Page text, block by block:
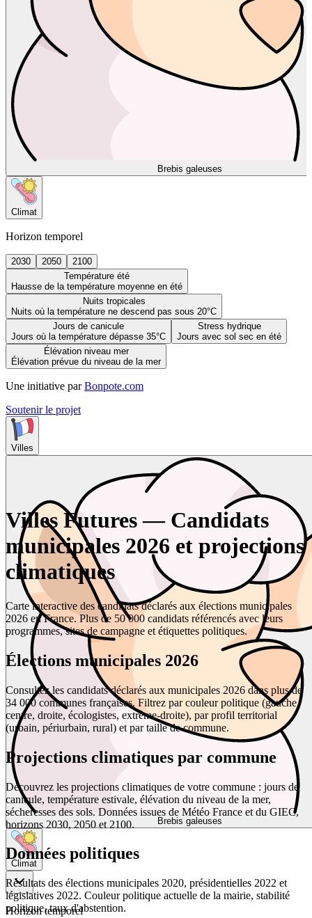
Brebis galeuses
Climat
Horizon temporel
2030 2050
2100
Température été
Hausse de la température moyenne en été
Nuits tropicales
Nuits où la température ne descend pas sous 20°C
Jours de canicule
Jours où la température dépasse 35°C
Stress hydrique
Jours avec sol sec en été
Élévation niveau mer
Élévation prévue du niveau de la mer
Une initiative par Bonpote.com
Soutenir le projet
Villes
Brebis galeuses
Climat
Horizon temporel
Villes Futures — Candidats
municipales 2026 et projections
climatiques
Carte interactive des candidats déclarés aux élections municipales
2026 en France. Plus de 50 000 candidats référencés avec leurs
programmes, sites de campagne et étiquettes politiques.
Élections municipales 2026
Consultez les candidats déclarés aux municipales 2026 dans plus de
34 000 communes françaises. Filtrez par couleur politique (gauche,
centre, droite, écologistes, extrême-droite), par profil territorial
(urbain, périurbain, rural) et par taille de commune.
Projections climatiques par commune
Découvrez les projections climatiques de votre commune : jours de
canicule, température estivale, élévation du niveau de la mer,
sécheresses des sols. Données issues de Météo France et du GIEC,
horizons 2030, 2050 et 2100.
Données politiques
Résultats des élections municipales 2020, présidentielles 2022 et
législatives 2022. Couleur politique actuelle de la mairie, stabilité
politique, taux d'abstention.